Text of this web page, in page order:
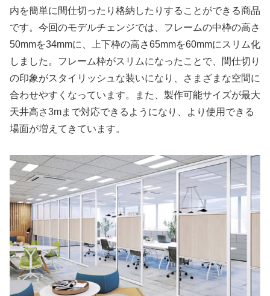
内を簡単に間仕切ったり格納したりすることができる商品
です。今回のモデルチェンジでは、フレームの中枠の高さ
50mmを34mmに、上下枠の高さ65mmを60mmにスリム化
しました。フレーム枠がスリムになったことで、間仕切り
の印象がスタイリッシュな装いになり、さまざまな空間に
合わせやすくなっています。また、製作可能サイズが最大
天井高さ3mまで対応できるようになり、より使用できる
場面が増えてきています。